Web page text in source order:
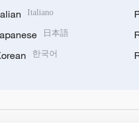
Italiano
日本語
한국어